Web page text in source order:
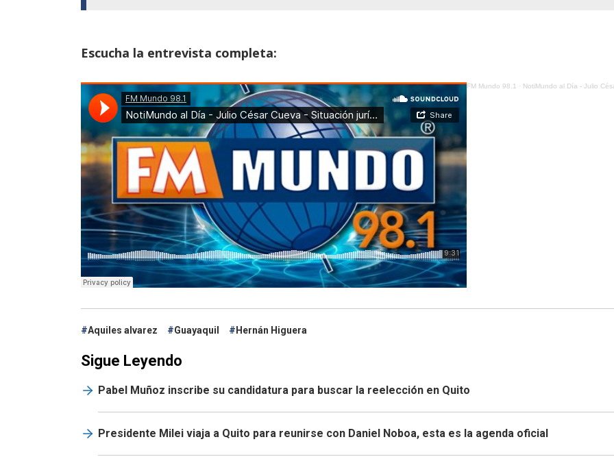
Escucha la entrevista completa:
FM Mundo 98.1 · NotiMundo al Día - Julio César Cueva - Situación
Aquiles alvarez Guayaquil Hernán Higuera
Sigue Leyendo
Pabel Muñoz inscribe su candidatura para buscar la reelección en Quito
Presidente Milei viaja a Quito para reunirse con Daniel Noboa, esta es la agenda oficial